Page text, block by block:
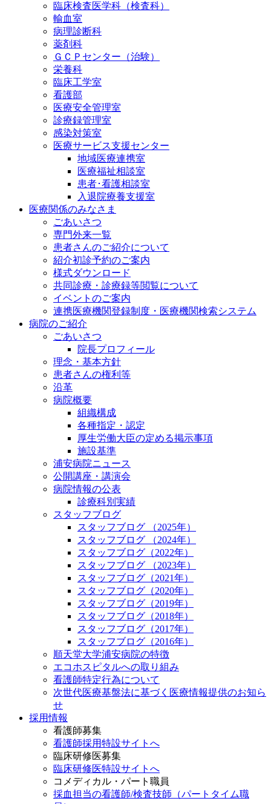
臨床検査医学科（検査科）
輸血室
病理診断科
薬剤科
ＧＣＰセンター（治験）
栄養科
臨床工学室
看護部
医療安全管理室
診療録管理室
感染対策室
医療サービス支援センター
地域医療連携室
医療福祉相談室
患者･看護相談室
入退院療養支援室
医療関係のみなさま
ごあいさつ
専門外来一覧
患者さんのご紹介について
紹介初診予約のご案内
様式ダウンロード
共同診療・診療録等閲覧について
イベントのご案内
連携医療機関登録制度・医療機関検索システム
病院のご紹介
ごあいさつ
院長プロフィール
理念・基本方針
患者さんの権利等
沿革
病院概要
組織構成
各種指定・認定
厚生労働大臣の定める掲示事項
施設基準
浦安病院ニュース
公開講座・講演会
病院情報の公表
診療科別実績
スタッフブログ
スタッフブログ （2025年）
スタッフブログ （2024年）
スタッフブログ（2022年）
スタッフブログ （2023年）
スタッフブログ（2021年）
スタッフブログ（2020年）
スタッフブログ（2019年）
スタッフブログ（2018年）
スタッフブログ（2017年）
スタッフブログ（2016年）
順天堂大学浦安病院の特徴
エコホスピタルへの取り組み
看護師特定行為について
次世代医療基盤法に基づく医療情報提供のお知ら
せ
採用情報
看護師募集
看護師採用特設サイトへ
臨床研修医募集
臨床研修医特設サイトへ
コメディカル・パート職員
採血担当の看護師/検査技師（パートタイム職